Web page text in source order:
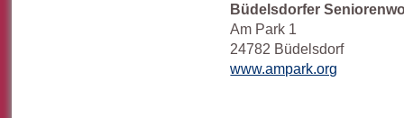
Büdelsdorfer
Am Park 1
24782 Büdelsdorf
www.ampark.org